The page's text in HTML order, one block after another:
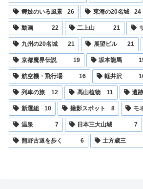
舞妓のいる風景 26 東海の20名城 24
動画 22 二上山 21
九州の20名城 21 展望ビル 21
京都魔界伝説 19 坂本龍馬
航空機・飛行場 16 軽井沢
列車の旅 12 高山植物 11 遺跡
新選組 10 撮影スポット 8 モ
温泉 7 日本三大山城 7
熊野古道を歩く 6 土方歳三